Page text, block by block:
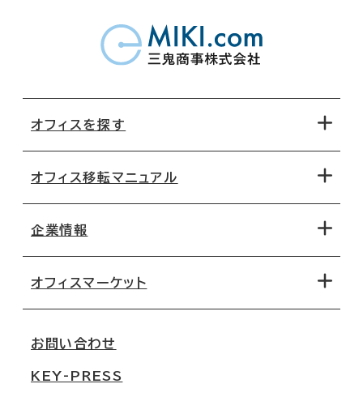
オフィスを探す
地図から探す
路線・駅から探す
オフィス移転マニュアル
移転コストシミュレーション
移転スケジュール
オフィス移転Q&A
企業情報
オフィスマーケット
大阪
お問い合わせ
KEY-PRESS